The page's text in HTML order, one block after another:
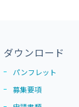
ダウンロード
パンフレット
募集要項